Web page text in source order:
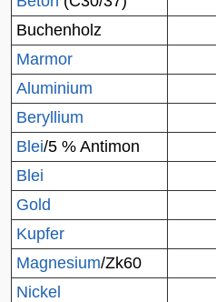
Buchenholz
Marmor
Aluminium
Beryllium
Blei/5 % Antimon
Blei
Gold
Kupfer
Magnesium/Zk60
Nickel